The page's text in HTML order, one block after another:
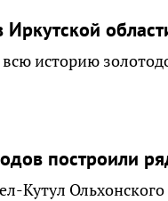
историю
построили
Кутул